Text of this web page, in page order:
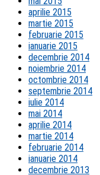
aprilie 2015
martie 2015
februarie 2015
ianuarie 2015
decembrie 2014
noiembrie 2014
octombrie 2014
septembrie 2014
iulie 2014
mai 2014
aprilie 2014
martie 2014
februarie 2014
ianuarie 2014
decembrie 2013